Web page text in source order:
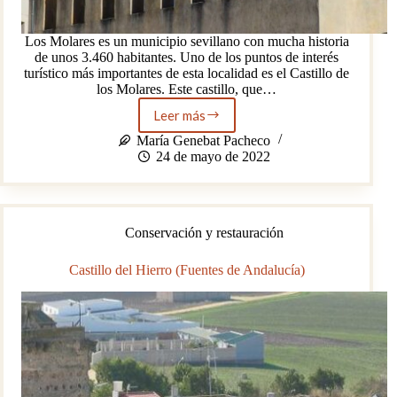
Los Molares es un municipio sevillano con mucha historia
de unos 3.460 habitantes. Uno de los puntos de interés
turístico más importantes de esta localidad es el Castillo de
los Molares. Este castillo, que…
Leer másCastillo
de
Los
Molares
María Genebat Pacheco
24 de mayo de 2022
Conservación y restauración
Castillo del Hierro (Fuentes de Andalucía)